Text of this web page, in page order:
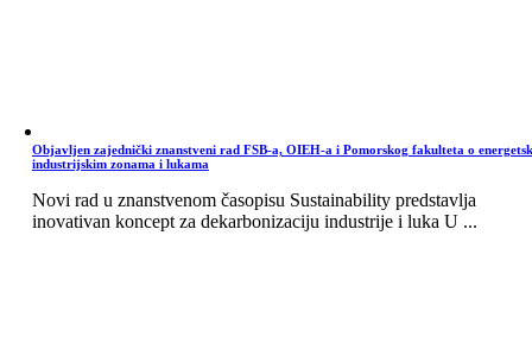
Objavljen zajednički znanstveni rad FSB-a, OIEH-a i Pomorskog fakulteta o
industrijskim zonama i lukama
Novi rad u znanstvenom časopisu Sustainability predstavlja
inovativan koncept za dekarbonizaciju industrije i luka U ...